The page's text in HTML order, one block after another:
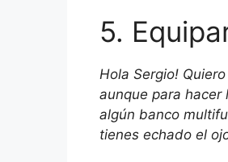
5.
Hola Sergio!
aunque para
algún banco
tienes echado el